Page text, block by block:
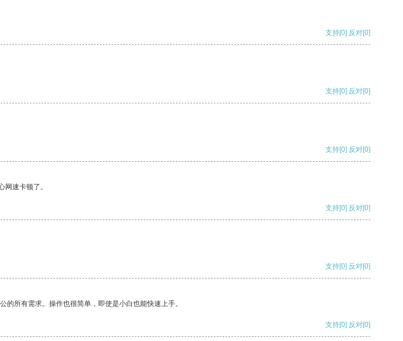
支持[0] 反对[0]
支持[0] 反对[0]
支持[0] 反对[0]
速卡顿了。
支持[0] 反对[0]
支持[0] 反对[0]
所有需求。操作也很简单，即使是小白也能快速上手。
支持[0] 反对[0]